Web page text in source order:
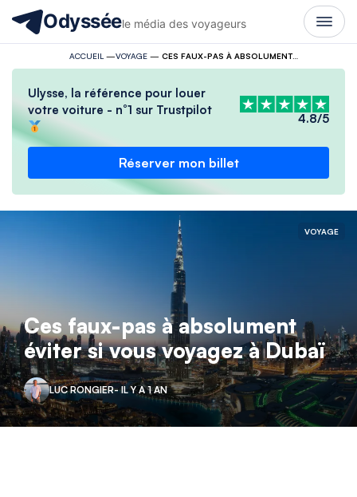
Odysséele média des voyageurs
ACCUEIL —VOYAGE— CES FAUX-PAS À ABSOLUMENT ÉVITER SI VOUS VOYAGEZ À DUBAÏ
Ulysse, la référence pour louer
votre voiture - n°1 sur Trustpilot
4.8/5
Réserver mon billet
VOYAGE
Ces faux-pas à absolument
éviter si vous voyagez à Dubaï
LUC RONGIER- IL Y A 1 AN